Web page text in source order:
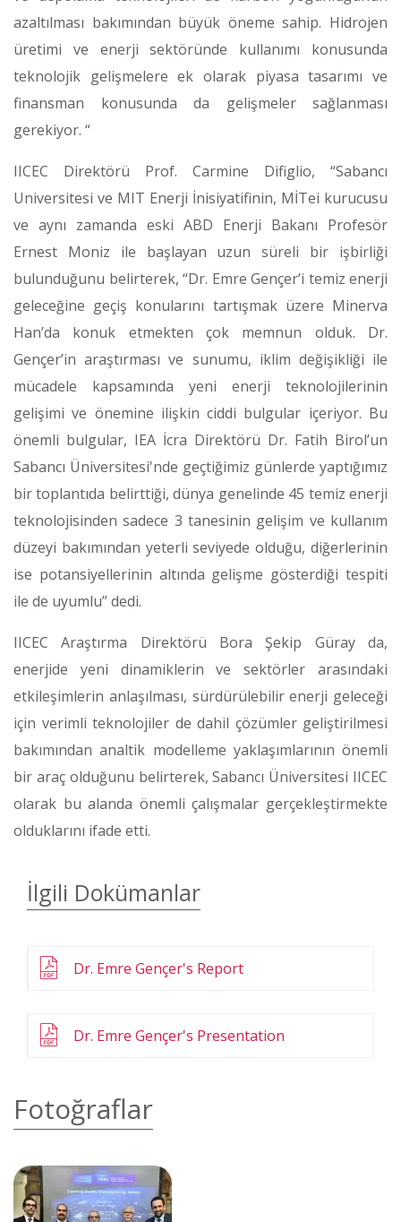
azaltılması bakımından büyük öneme sahip. Hidrojen
üretimi ve enerji sektöründe kullanımı konusunda
teknolojik gelişmelere ek olarak piyasa tasarımı ve
finansman konusunda da gelişmeler sağlanması
gerekiyor. “
IICEC Direktörü Prof. Carmine Difiglio, “Sabancı
Universitesi ve MIT Enerji İnisiyatifinin, MİTei kurucusu
ve aynı zamanda eski ABD Enerji Bakanı Profesör
Ernest Moniz ile başlayan uzun süreli bir işbirliği
bulunduğunu belirterek, “Dr. Emre Gençer’i temiz enerji
geleceğine geçiş konularını tartışmak üzere Minerva
Han’da konuk etmekten çok memnun olduk. Dr.
Gençer’in araştırması ve sunumu, iklim değişikliği ile
mücadele kapsamında yeni enerji teknolojilerinin
gelişimi ve önemine ilişkin ciddi bulgular içeriyor. Bu
önemli bulgular, IEA İcra Direktörü Dr. Fatih Birol’un
Sabancı Üniversitesi'nde geçtiğimiz günlerde yaptığımız
bir toplantıda belirttiği, dünya genelinde 45 temiz enerji
teknolojisinden sadece 3 tanesinin gelişim ve kullanım
düzeyi bakımından yeterli seviyede olduğu, diğerlerinin
ise potansiyellerinin altında gelişme gösterdiği tespiti
ile de uyumlu” dedi.
IICEC Araştırma Direktörü Bora Şekip Güray da,
enerjide yeni dinamiklerin ve sektörler arasındaki
etkileşimlerin anlaşılması, sürdürülebilir enerji geleceği
için verimli teknolojiler de dahil çözümler geliştirilmesi
bakımından analtik modelleme yaklaşımlarının önemli
bir araç olduğunu belirterek, Sabancı Üniversitesi IICEC
olarak bu alanda önemli çalışmalar gerçekleştirmekte
olduklarını ifade etti.
İlgili Dokümanlar
Dr. Emre Gençer's Report
Dr. Emre Gençer's Presentation
Fotoğraflar